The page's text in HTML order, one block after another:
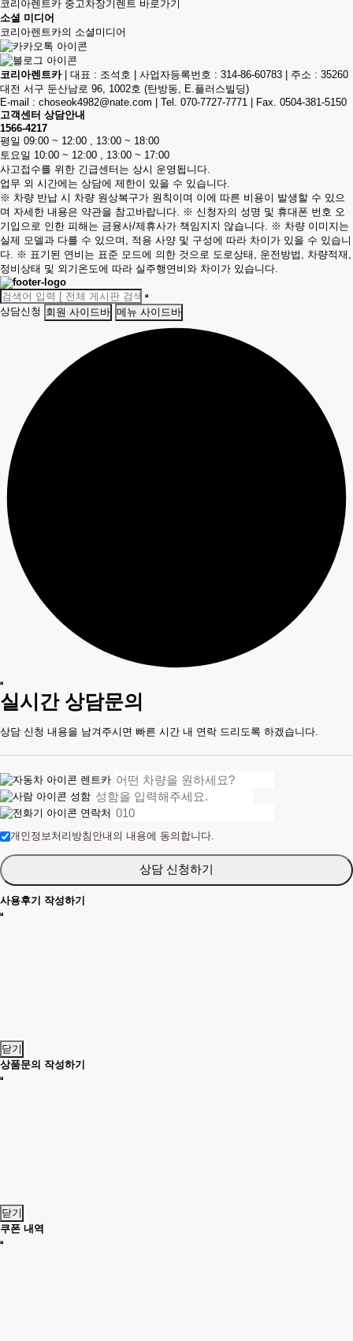
코리아렌트카 중고차장기렌트 바로가기
소셜 미디어
코리아렌트카의 소셜미디어
코리아렌트카 | 대표 : 조석호 | 사업자등록번호 : 314-86-60783 | 주소 : 35260
대전 서구 둔산남로 96, 1002호 (탄방동, E.플러스빌딩)
E-mail : choseok4982@nate.com | Tel. 070-7727-7771 | Fax. 0504-381-5150
고객센터 상담안내
1566-4217
평일 09:00 ~ 12:00 , 13:00 ~ 18:00
토요일 10:00 ~ 12:00 , 13:00 ~ 17:00
사고접수를 위한 긴급센터는 상시 운영됩니다.
업무 외 시간에는 상담에 제한이 있을 수 있습니다.
※ 차량 반납 시 차량 원상복구가 원칙이며 이에 따른 비용이 발생할 수 있으
며 자세한 내용은 약관을 참고바랍니다.
※ 신청자의 성명 및 휴대폰 번호 오
기입으로 인한 피해는 금융사/제휴사가 책임지지 않습니다.
※ 차량 이미지는
실제 모델과 다를 수 있으며, 적용 사양 및 구성에 따라 차이가 있을 수 있습니
다.
※ 표기된 연비는 표준 모드에 의한 것으로 도로상태, 운전방법, 차량적재,
정비상태 및 외기온도에 따라 실주행연비와 차이가 있습니다.
상담신청 회원 사이드바 메뉴 사이드바
실시간 상담문의
상담 신청 내용을 남겨주시면 빠른 시간 내 연락 드리도록 하겠습니다.
렌트카
성함
연락처
개인정보처리방침안내의 내용에 동의합니다.
상담 신청하기
사용후기 작성하기
닫기
상품문의 작성하기
닫기
쿠폰 내역